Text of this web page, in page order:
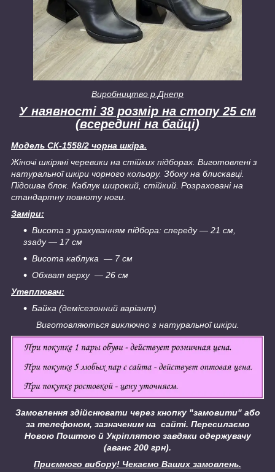
Виробництво р.Днепр
У наявності 38 розмір на стопу 25 см
(всередині на байці)
Модель СК-1558/2 чорна шкіра.
Жіночі шкіряні черевики на стійких підборах. Виготовлені з
натуральної шкіри чорного кольору. Збоку на блискавці.
Підошва блок. Каблук широкий, стійкий. Розраховані на
стандартну повноту ноги.
Заміри:
Висота з урахуванням підбора: спереду — 21 см,
ззаду — 17 см
Висота каблука ― 7 см
Обхват верху ― 26 см
Утеплювач:
Байка (демісезонний варіант)
Виготовляються виключно з натуральної шкіри.
Замовлення здійснювати через кнопку "замовити" або
за телефоном, зазначеним на сайті. Пересилаємо
Новою Поштою й Укріплятою завдяки одержувачу
(аванс 200 грн).
Приємного вибору! Чекаємо Ваших замовлень.